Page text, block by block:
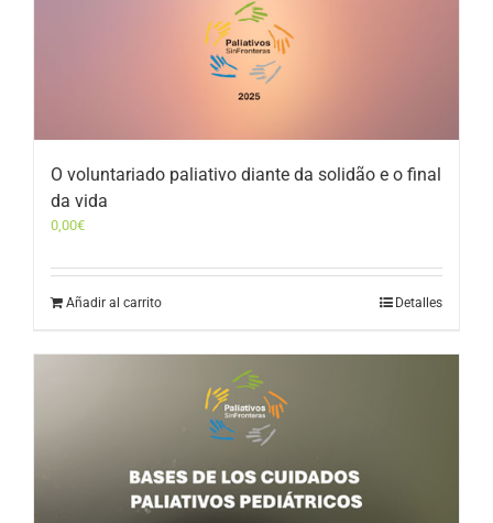
O voluntariado paliativo diante da solidão e o final
da vida
0,00€
Añadir al carrito Detalles